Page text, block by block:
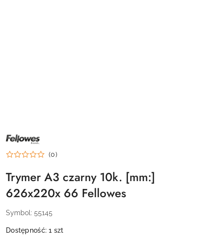
NAZWA
PRODUCENTA:
FELLOWES
(0)
Trymer A3 czarny 10k. [mm:]
626x220x 66 Fellowes
Symbol: 55145
Dostępność:1 szt